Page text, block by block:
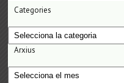
Categories
Categories
Arxius
Arxius